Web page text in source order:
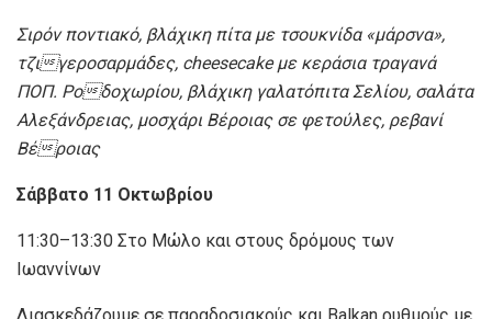
Σιρόν ποντιακό, βλάχικη πίτα με τσουκνίδα «μάρσνα»,
τζιγεροσαρμάδες, cheesecake με κεράσια τραγανά
ΠΟΠ. Ροδοχωρίου, βλάχικη γαλατόπιτα Σελίου, σαλάτα
Αλεξάνδρειας, μοσχάρι Βέροιας σε φετούλες, ρεβανί
Βέροιας
Σάββατο 11 Οκτωβρίου
11:30–13:30 Στο Μώλο και στους δρόμους των
Ιωαννίνων